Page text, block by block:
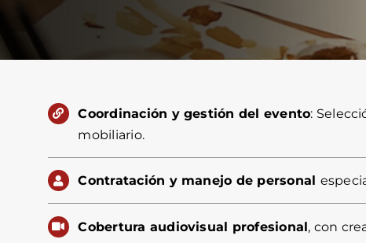
Coordinación y gestión del evento:
mobiliario.
Contratación y manejo de personal
Cobertura audiovisual profesional, con